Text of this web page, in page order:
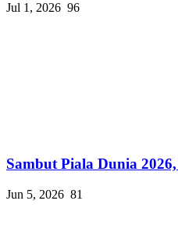
Jul 1, 2026 96
Sambut Piala Dunia
Jun 5, 2026 81